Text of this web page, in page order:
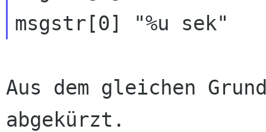
Aus dem gleichen
abgekürzt.